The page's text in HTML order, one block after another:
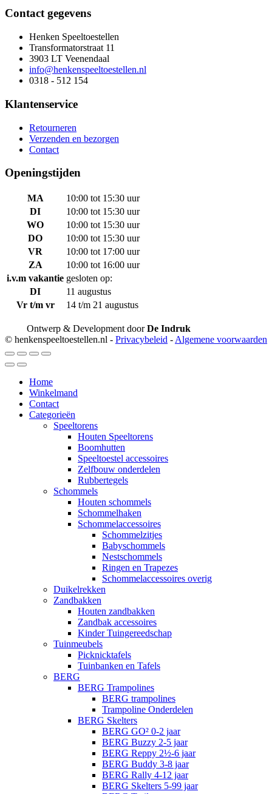
Contact gegevens
Henken Speeltoestellen
Transformatorstraat 11
3903 LT Veenendaal
info@henkenspeeltoestellen.nl
0318 - 512 154
Klantenservice
Retourneren
Verzenden en bezorgen
Contact
Openingstijden
MA
10:00 tot 15:30 uur
DI
10:00 tot 15:30 uur
WO
10:00 tot 15:30 uur
DO
10:00 tot 15:30 uur
VR
10:00 tot 17:00 uur
ZA
10:00 tot 16:00 uur
i.v.m vakantie gesloten op:
DI
11 augustus
Vr t/m vr
14 t/m 21 augustus
Ontwerp & Development doorDe Indruk
© henkenspeeltoestellen.nl - Privacybeleid - Algemene voorwaarden
Home
Winkelmand
Contact
Categorieën
Speeltorens
Houten Speeltorens
Boomhutten
Speeltoestel accessoires
Zelfbouw onderdelen
Rubbertegels
Schommels
Houten schommels
Schommelhaken
Schommelaccessoires
Schommelzitjes
Babyschommels
Nestschommels
Ringen en Trapezes
Schommelaccessoires overig
Duikelrekken
Zandbakken
Houten zandbakken
Zandbak accessoires
Kinder Tuingereedschap
Tuinmeubels
Picknicktafels
Tuinbanken en Tafels
BERG
BERG Trampolines
BERG trampolines
Trampoline Onderdelen
BERG Skelters
BERG GO² 0-2 jaar
BERG Buzzy 2-5 jaar
BERG Reppy 2½-6 jaar
BERG Buddy 3-8 jaar
BERG Rally 4-12 jaar
BERG Skelters 5-99 jaar